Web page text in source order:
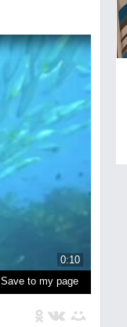
0:10
Save to my page